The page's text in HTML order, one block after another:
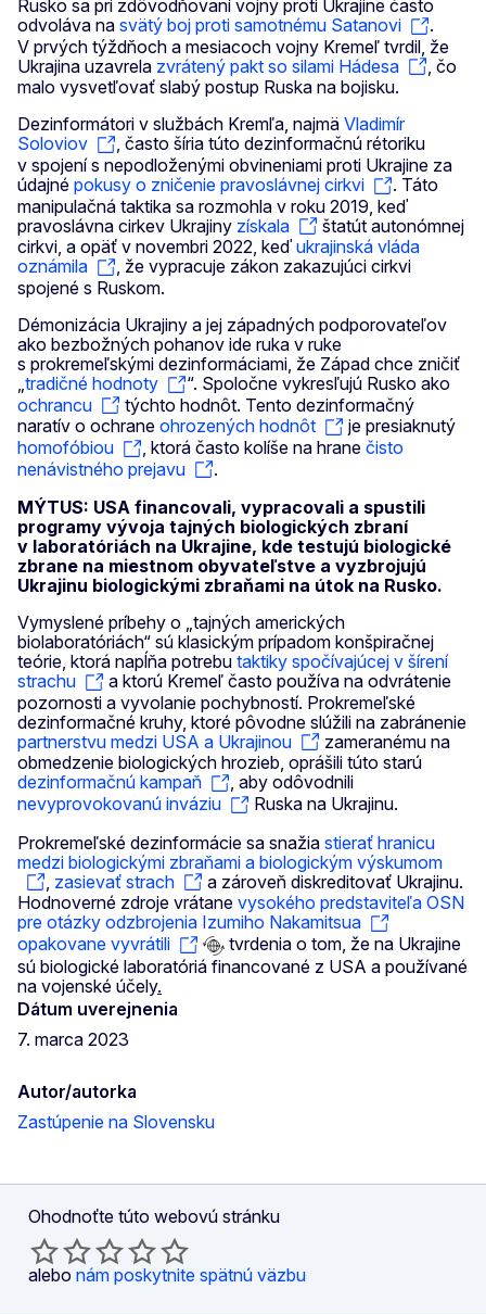
Rusko sa pri zdôvodňovaní vojny proti Ukrajine často
odvoláva na svätý boj proti samotnému Satanovi
.
V prvých týždňoch a mesiacoch vojny Kremeľ tvrdil, že
Ukrajina uzavrela zvrátený pakt so silami Hádesa
, čo
malo vysvetľovať slabý postup Ruska na bojisku.
Dezinformátori v službách Kremľa, najmä Vladimír
Soloviov
, často šíria túto dezinformačnú rétoriku
v spojení s nepodloženými obvineniami proti Ukrajine za
údajné pokusy o zničenie pravoslávnej cirkvi
. Táto
manipulačná taktika sa rozmohla v roku 2019, keď
pravoslávna cirkev Ukrajiny získala
štatút autonómnej
cirkvi, a opäť v novembri 2022, keď ukrajinská vláda
oznámila
, že vypracuje zákon zakazujúci cirkvi
spojené s Ruskom.
Démonizácia Ukrajiny a jej západných podporovateľov
ako bezbožných pohanov ide ruka v ruke
s prokremeľskými dezinformáciami, že Západ chce zničiť
tradičné hodnoty
“. Spoločne vykresľujú Rusko ako
ochrancu
týchto hodnôt. Tento dezinformačný
naratív o ochrane ohrozených hodnôt
je presiaknutý
homofóbiou
, ktorá často kolíše na hrane čisto
nenávistného prejavu
.
MÝTUS: USA financovali, vypracovali a spustili
programy vývoja tajných biologických zbraní
v laboratóriách na Ukrajine, kde testujú biologické
zbrane na miestnom obyvateľstve a vyzbrojujú
Ukrajinu biologickými zbraňami na útok na Rusko.
Vymyslené príbehy o „tajných amerických
biolaboratóriách“ sú klasickým prípadom konšpiračnej
teórie, ktorá napĺňa potrebu taktiky spočívajúcej v šírení
strachu
a ktorú Kremeľ často používa na odvrátenie
pozornosti a vyvolanie pochybností. Prokremeľské
dezinformačné kruhy, ktoré pôvodne slúžili na zabránenie
partnerstvu medzi USA a Ukrajinou
zameranému na
obmedzenie biologických hrozieb, oprášili túto starú
dezinformačnú kampaň
, aby odôvodnili
nevyprovokovanú inváziu
Ruska na Ukrajinu.
Prokremeľské dezinformácie sa snažia stierať hranicu
medzi biologickými zbraňami a biologickým výskumom
zasievať strach
a zároveň diskreditovať Ukrajinu.
Hodnoverné zdroje vrátane vysokého predstaviteľa OSN
pre otázky odzbrojenia Izumiho Nakamitsua
opakovane vyvrátili
tvrdenia o tom, že na Ukrajine
sú biologické laboratóriá financované z USA a používané
na vojenské účely.
Dátum uverejnenia
7. marca 2023
Autor/autorka
Zastúpenie na Slovensku
Ohodnoťte túto webovú stránku
alebo nám poskytnite spätnú väzbu